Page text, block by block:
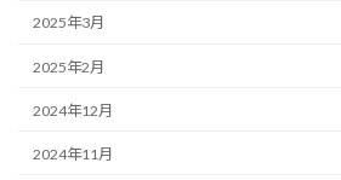
2025年3月
2025年2月
2024年12月
2024年11月